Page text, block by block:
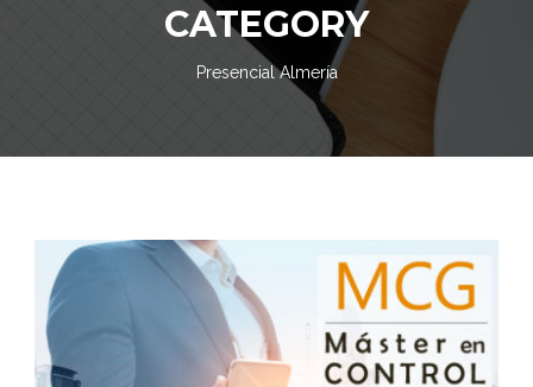
CATEGORY
Presencial Almería